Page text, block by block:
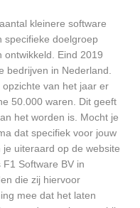
kleinere software
specifieke doelgroep
ontwikkeld. Eind 2019
bedrijven in Nederland.
van het jaar er
50.000 waren. Dit geeft
het worden is. Mocht je
dat specifiek voor jouw
uiteraard op de website
Software BV in
die zij hiervoor
mee dat het laten